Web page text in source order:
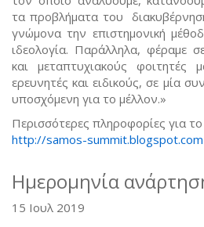
τα προβλήματα του
γνώμονα την επιστημονική
ιδεολογία. Παράλληλα, φέραμε
και μεταπτυχιακούς φοιτητές
ερευνητές και ειδικούς, σε μία
υποσχόμενη για το μέλλον.»
Περισσότερες πληροφορίες για
http://samos-summit.blogspot.com
Ημερομηνία
15 Ιουλ 2019